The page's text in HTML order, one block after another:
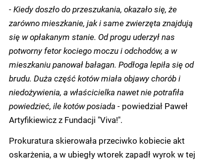
- Kiedy doszło do przeszukania, okazało się, że
zarówno mieszkanie, jak i same zwierzęta znajdują
się w opłakanym stanie. Od progu uderzył nas
potworny fetor kociego moczu i odchodów, a w
mieszkaniu panował bałagan. Podłoga lepiła się od
brudu. Duża część kotów miała objawy chorób i
niedożywienia, a właścicielka nawet nie potrafiła
powiedzieć, ile kotów posiada - powiedział Paweł
Artyfikiewicz z Fundacji "Viva!".
Prokuratura skierowała przeciwko kobiecie akt
oskarżenia, a w ubiegły wtorek zapadł wyrok w tej